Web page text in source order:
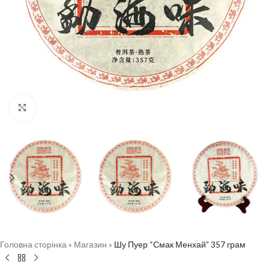
Головна сторінка » Магазин » Шу Пуер “Смак Менхай” 357 грам